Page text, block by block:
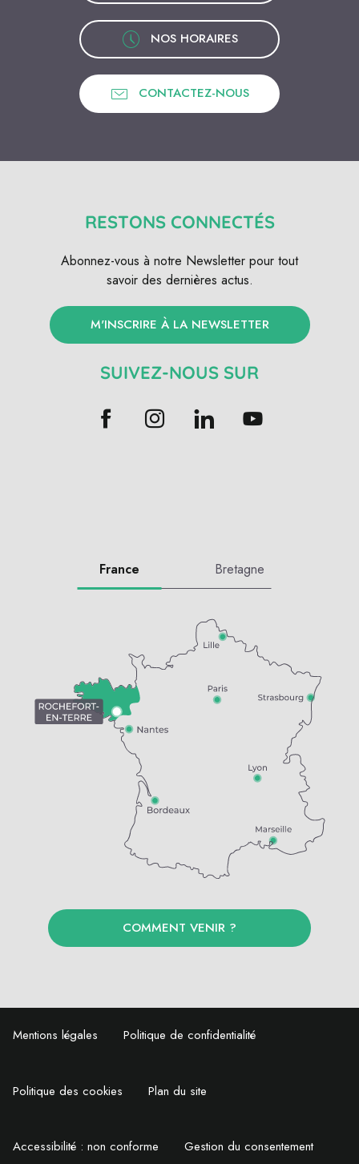
NOS HORAIRES
CONTACTEZ-NOUS
RESTONS CONNECTÉS
Abonnez-vous à notre Newsletter pour tout
savoir des dernières actus.
M'INSCRIRE À LA NEWSLETTER
SUIVEZ-NOUS SUR
France Bretagne
COMMENT VENIR ?
Mentions légales Politique de confidentialité
Politique des cookies Plan du site
Accessibilité : non conforme Gestion du consentement